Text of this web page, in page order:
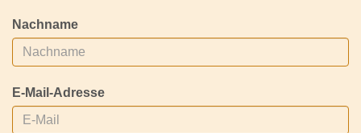
Nachname
E-Mail-Adresse